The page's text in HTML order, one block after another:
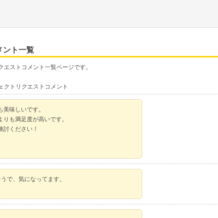
ト一覧
ストコメント一覧ページです。
トリクエストコメント
味しいです。
も満足度が高いです。
ください！
で、気になってます。